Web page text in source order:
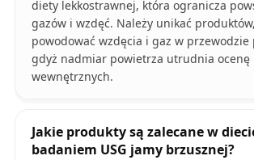
diety lekkostrawnej, która ogranicza
gazów i wzdęć. Należy unikać
powodować wzdęcia i gaz w przewodzie
gdyż nadmiar powietrza utrudnia ocenę
wewnętrznych.
Jakie produkty są zalecane w
badaniem USG jamy brzusznej?